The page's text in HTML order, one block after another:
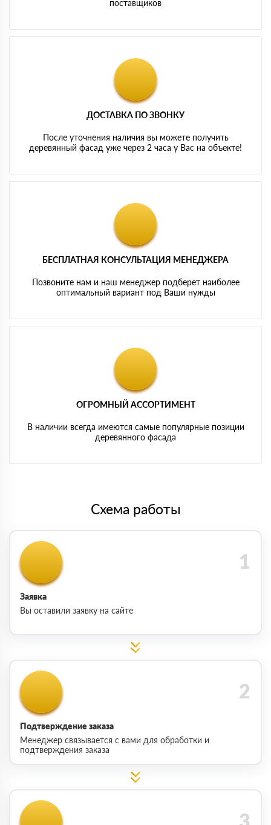
поставщиков
ДОСТАВКА ПО ЗВОНКУ
После уточнения наличия вы можете получить
деревянный фасад уже через 2 часа у Вас на объекте!
БЕСПЛАТНАЯ КОНСУЛЬТАЦИЯ МЕНЕДЖЕРА
Позвоните нам и наш менеджер подберет наиболее
оптимальный вариант под Ваши нужды
ОГРОМНЫЙ АССОРТИМЕНТ
В наличии всегда имеются самые популярные позиции
деревянного фасада
Схема работы
Заявка
Вы оставили заявку на сайте
Подтверждение заказа
Менеджер связывается с вами для обработки и
подтверждения заказа